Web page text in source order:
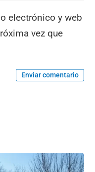
electrónico y web
vez que
Enviar comentario